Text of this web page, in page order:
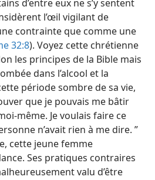
d’entre eux ne s’y sentent
l’œil vigilant de
contrainte que comme une
32:8). Voyez cette chrétienne
les principes de la Bible mais
dans l’alcool et la
période sombre de sa vie,
que je pouvais me bâtir
​même. Je voulais faire ce
n’avait rien à me dire. ”
cette jeune femme
Ses pratiques contraires
valu d’être